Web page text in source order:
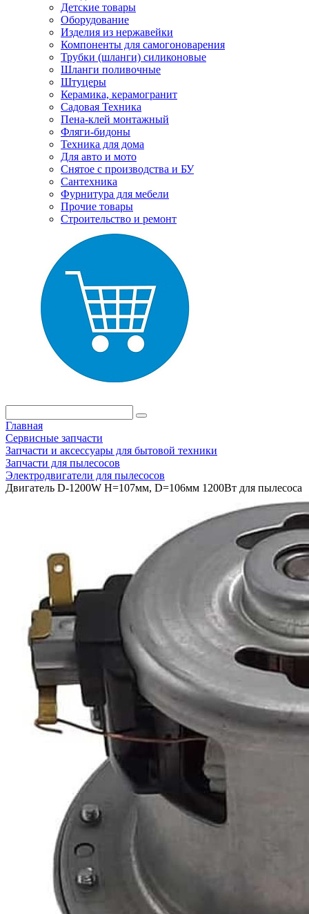
Детские товары
Оборудование
Изделия из нержавейки
Компоненты для самогоноварения
Трубки (шланги) силиконовые
Шланги поливочные
Штуцеры
Керамика, керамогранит
Садовая Техника
Пена-клей монтажный
Фляги-бидоны
Техника для дома
Для авто и мото
Снятое с производства и БУ
Сантехника
Фурнитура для мебели
Прочие товары
Строительство и ремонт
Главная
Сервисные запчасти
Запчасти и аксессуары для бытовой техники
Запчасти для пылесосов
Электродвигатели для пылесосов
Двигатель D-1200W H=107мм, D=106мм 1200Вт для пылесоса